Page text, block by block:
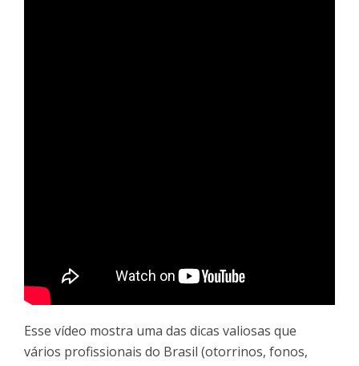
Esse vídeo mostra uma das dicas valiosas que
vários profissionais do Brasil (otorrinos, fonos,